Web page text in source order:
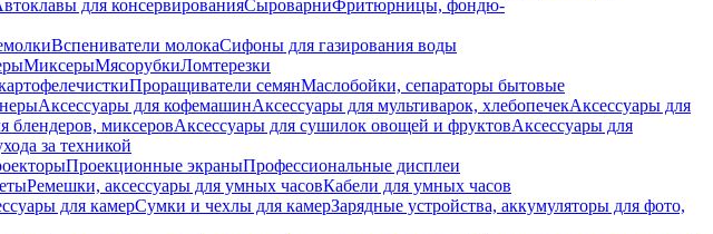
для консервированияСыроварниФритюрницы, фондю-
Вспениватели молокаСифоны для газирования воды
МиксерыМясорубкиЛомтерезки
Проращиватели семянМаслобойки, сепараторы бытовые
Аксессуары для кофемашинАксессуары для мультиварок, хлебопечекАксессуары для
блендеров, миксеровАксессуары для сушилок овощей и фруктовАксессуары для
за техникой
Проекционные экраныПрофессиональные дисплеи
Ремешки, аксессуары для умных часовКабели для умных часов
для камерСумки и чехлы для камерЗарядные устройства, аккумуляторы для фото,